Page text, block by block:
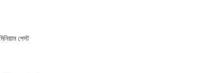
পেস্ট